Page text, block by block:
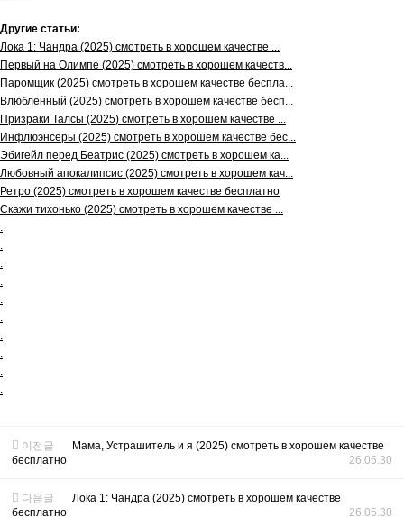
Другие статьи:
Лока 1: Чандра (2025) смотреть в хорошем качестве ...
Первый на Олимпе (2025) смотреть в хорошем качеств...
Паромщик (2025) смотреть в хорошем качестве беспла...
Влюбленный (2025) смотреть в хорошем качестве бесп...
Призраки Талсы (2025) смотреть в хорошем качестве ...
Инфлюэнсеры (2025) смотреть в хорошем качестве бес...
Эбигейл перед Беатрис (2025) смотреть в хорошем ка...
Любовный апокалипсис (2025) смотреть в хорошем кач...
Ретро (2025) смотреть в хорошем качестве бесплатно
Скажи тихонько (2025) смотреть в хорошем качестве ...
이전글
Мама, Устрашитель и я (2025) смотреть в хорошем качестве
бесплатно
26.05.30
다음글
Лока 1: Чандра (2025) смотреть в хорошем качестве
бесплатно
26.05.30